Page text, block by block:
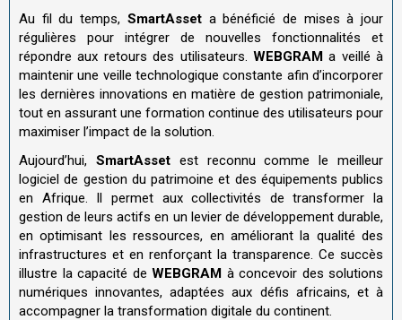
Au fil du temps, SmartAsseta bénéficié de mises à jour
régulières pour intégrer de nouvelles fonctionnalités et
répondre aux retours des utilisateurs. WEBGRAM a veillé à
maintenir une veille technologique constante afin d’incorporer
les dernières innovations en matière de gestion patrimoniale,
tout en assurant une formation continue des utilisateurs pour
maximiser l’impact de la solution.
Aujourd’hui, SmartAssetest reconnu comme le meilleur
logiciel de gestion du patrimoine et des équipements publics
en Afrique. Il permet aux collectivités de transformer la
gestion de leurs actifs en un levier de développement durable,
en optimisant les ressources, en améliorant la qualité des
infrastructures et en renforçant la transparence. Ce succès
illustre la capacité de WEBGRAM à concevoir des solutions
numériques innovantes, adaptées aux défis africains, et à
accompagner la transformation digitale du continent.